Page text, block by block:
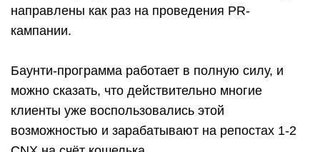
направлены как раз на проведения PR-
кампании.
Баунти-программа работает в полную силу, и
можно сказать, что действительно многие
клиенты уже воспользовались этой
возможностью и зарабатывают на репостах 1-2